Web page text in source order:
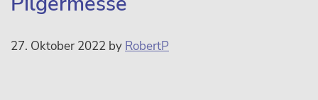
Wiens
27. Oktober 2022 by RobertP